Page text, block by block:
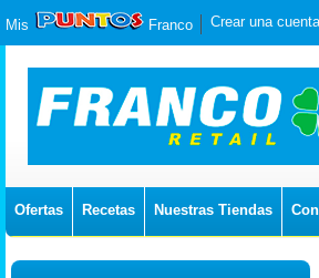
Mis Franco Crear una cuenta
Ofertas Recetas Nuestras Tiendas